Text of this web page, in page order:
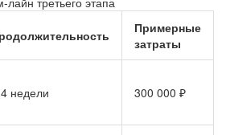
Примерные
затраты
недели 300 000 ₽